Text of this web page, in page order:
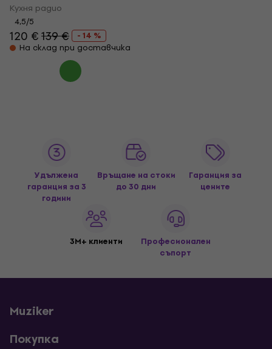
Кухня радио
4,5/5
120 €139 €
- 14 %
На склад при доставчика
Удължена
гаранция за 3
години
Връщане на стоки
до 30 дни
Гаранция за
цените
3M+ клиенти
Професионален
съпорт
Muziker
Покупка